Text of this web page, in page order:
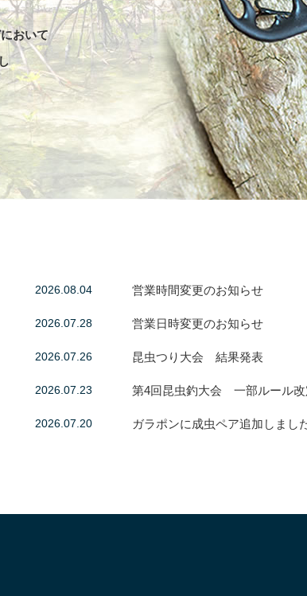
おいて
2026.08.04 営業時間変更のお知らせ
2026.07.28 営業日時変更のお知らせ
2026.07.26 昆虫つり大会 結果発表
2026.07.23 第4回昆虫釣大会 一部ルール
2026.07.20 ガラポンに成虫ペア追加しまし